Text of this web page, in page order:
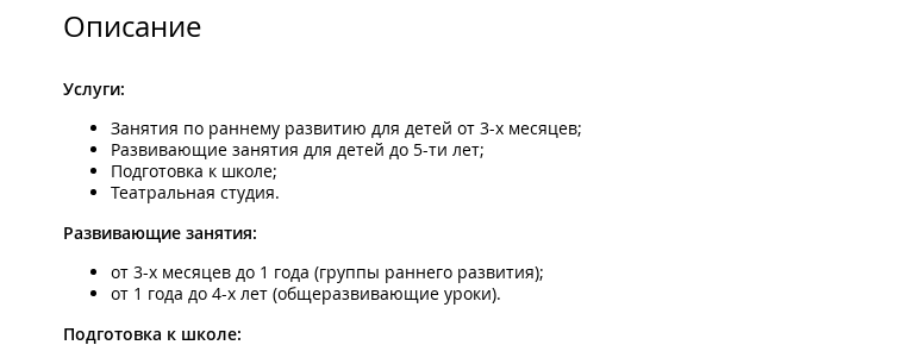
Описание
Услуги:
Занятия по раннему развитию для детей от 3-х месяцев;
Развивающие занятия для детей до 5-ти лет;
Подготовка к школе;
Театральная студия.
Развивающие занятия:
от 3-х месяцев до 1 года (группы раннего развития);
от 1 года до 4-х лет (общеразвивающие уроки).
Подготовка к школе: